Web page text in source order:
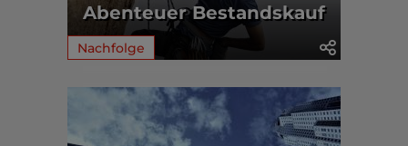
Abenteuer Bestandskauf
Nachfolge